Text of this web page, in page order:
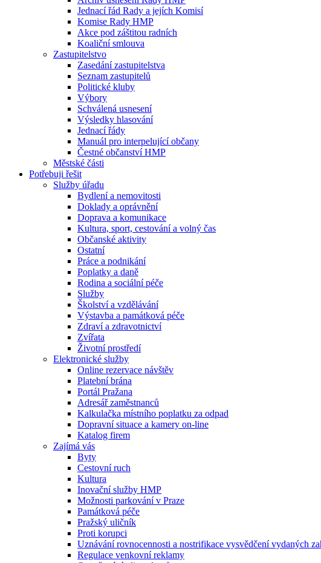
Jednací řád Rady a jejích Komisí
Komise Rady HMP
Akce pod záštitou radních
Koaliční smlouva
Zastupitelstvo
Zasedání zastupitelstva
Seznam zastupitelů
Politické kluby
Výbory
Schválená usnesení
Výsledky hlasování
Jednací řády
Manuál pro interpelující občany
Čestné občanství HMP
Městské části
Potřebuji řešit
Služby úřadu
Bydlení a nemovitosti
Doklady a oprávnění
Doprava a komunikace
Kultura, sport, cestování a volný čas
Občanské aktivity
Ostatní
Práce a podnikání
Poplatky a daně
Rodina a sociální péče
Služby
Školství a vzdělávání
Výstavba a památková péče
Zdraví a zdravotnictví
Zvířata
Životní prostředí
Elektronické služby
Online rezervace návštěv
Platební brána
Portál Pražana
Adresář zaměstnanců
Kalkulačka místního poplatku za odpad
Dopravní situace a kamery on-line
Katalog firem
Zajímá vás
Byty
Cestovní ruch
Kultura
Inovační služby HMP
Možnosti parkování v Praze
Památková péče
Pražský uličník
Proti korupci
Uznávání rovnocennosti a nostrifikace vysvědčení vydaných
Regulace venkovní reklamy